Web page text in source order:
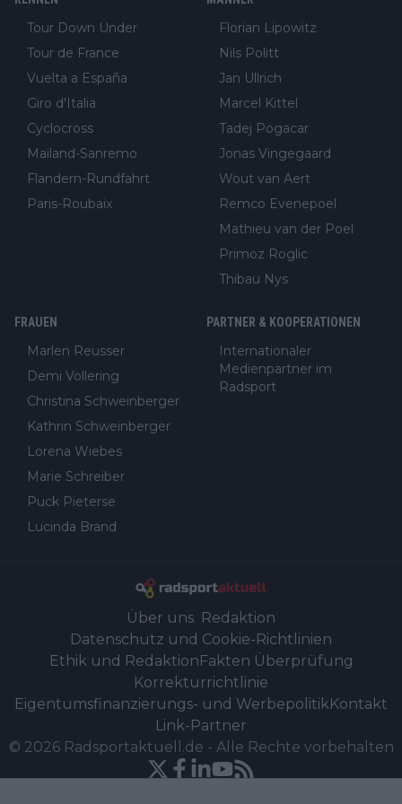
Tour Down Under
Tour de France
Vuelta a España
Giro d'Italia
Cyclocross
Mailand-Sanremo
Flandern-Rundfahrt
Paris-Roubaix
Florian Lipowitz
Nils Politt
Jan Ullrich
Marcel Kittel
Tadej Pogacar
Jonas Vingegaard
Wout van Aert
Remco Evenepoel
Mathieu van der Poel
Primoz Roglic
Thibau Nys
FRAUEN
Marlen Reusser
Demi Vollering
Christina Schweinberger
Kathrin Schweinberger
Lorena Wiebes
Marie Schreiber
Puck Pieterse
Lucinda Brand
PARTNER & KOOPERATIONEN
Internationaler
Medienpartner im
Radsport
Über uns Redaktion
Datenschutz und Cookie-Richtlinien
Ethik und Redaktion Fakten Überprüfung
Korrekturrichtlinie
Eigentumsfinanzierungs- und WerbepolitikKontakt
Link-Partner
© 2026 Radsportaktuell.de - Alle Rechte vorbehalten